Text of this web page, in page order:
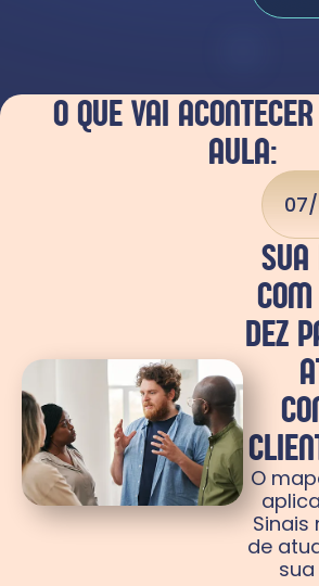
O QUE VAI
AULA:
SUA
DEZ
O
Sinais
de